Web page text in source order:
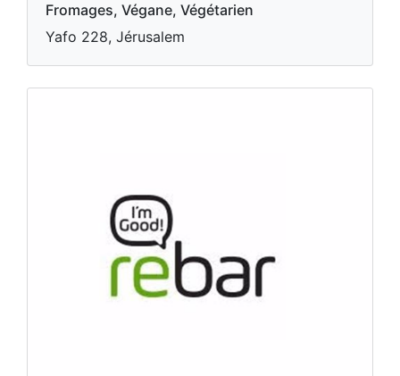
Fromages, Végane, Végétarien
Yafo 228, Jérusalem